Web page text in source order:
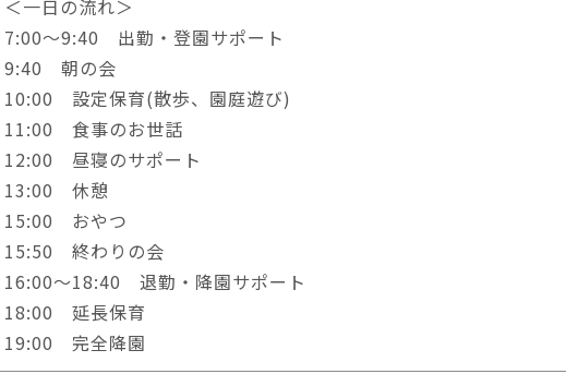
＜一日の流れ＞
7:00～9:40 出勤・登園サポート
9:40 朝の会
10:00 設定保育(散歩、園庭遊び)
11:00 食事のお世話
12:00 昼寝のサポート
13:00 休憩
15:00 おやつ
15:50 終わりの会
16:00～18:40 退勤・降園サポート
18:00 延長保育
19:00 完全降園